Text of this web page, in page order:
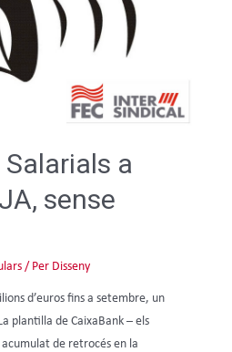
a
sense
/ Per Disseny
d’euros fins a setembre, un
plantilla de CaixaBank – els
acumulat de retrocés en la